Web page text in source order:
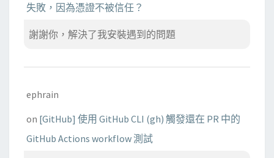
失敗，因為憑證不被信任？
謝謝你，解決了我安裝遇到的問題
ephrain
on [GitHub] 使用 GitHub CLI (gh) 觸發還在 PR 中的
GitHub Actions workflow 測試